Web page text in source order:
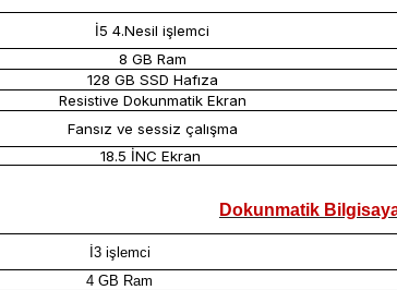
İ5 4.Nesil işlemci
8 GB Ram
128 GB SSD Hafıza
Resistive Dokunmatik Ekran
Fansız ve sessiz çalışma
18.5 İNC Ekran
Dokunmatik
İ3 işlemci
4 GB Ram